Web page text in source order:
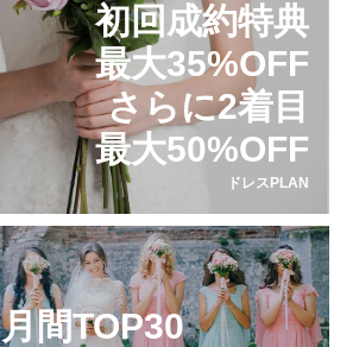
初回成約特典
最大35%OFF
さらに2着目
最大50%OFF
ドレスPLAN
月間TOP30